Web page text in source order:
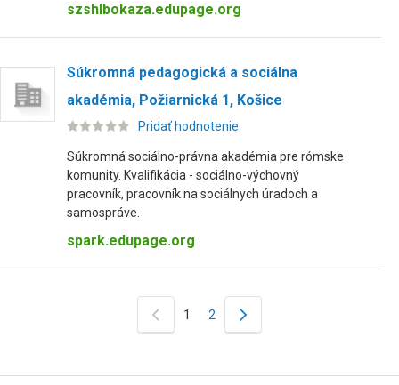
szshlbokaza.edupage.org
Súkromná pedagogická a sociálna
akadémia, Požiarnická 1, Košice
Pridať hodnotenie
Súkromná sociálno-právna akadémia pre rómske
komunity. Kvalifikácia - sociálno-výchovný
pracovník, pracovník na sociálnych úradoch a
samospráve.
spark.edupage.org
1 2